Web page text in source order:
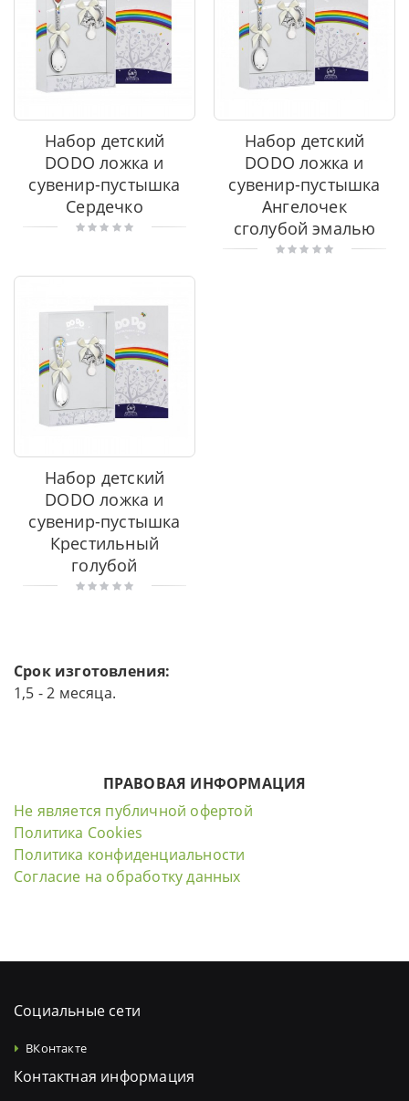
Набор детский
DODO ложка и
сувенир-пустышка
Сердечко
Набор детский
DODO ложка и
сувенир-пустышка
Ангелочек
сголубой эмалью
Набор детский
DODO ложка и
сувенир-пустышка
Крестильный
голубой
Срок изготовления:
1,5 - 2 месяца.
ПРАВОВАЯ ИНФОРМАЦИЯ
Не является публичной офертой
Политика Cookies
Политика конфиденциальности
Согласие на обработку данных
Социальные сети
ВКонтакте
Контактная информация